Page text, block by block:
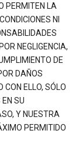
PERMITEN LA
NI
NEGLIGENCIA,
DE
DAÑOS
CON ELLO, SÓLO
SU
Y NUESTRA
PERMITIDO